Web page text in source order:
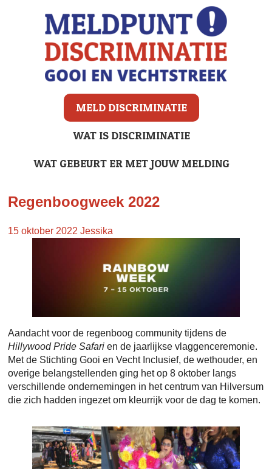
MELD DISCRIMINATIE
WAT IS DISCRIMINATIE
WAT GEBEURT ER MET JOUW MELDING
Regenboogweek 2022
15 oktober 2022 Jessika
Aandacht voor de regenboog community tijdens de
Hillywood Pride Safarien de jaarlijkse vlaggenceremonie.
Met de Stichting Gooi en Vecht Inclusief, de wethouder, en
overige belangstellenden ging het op 8 oktober langs
verschillende ondernemingen in het centrum van Hilversum
die zich hadden ingezet om kleurrijk voor de dag te komen.